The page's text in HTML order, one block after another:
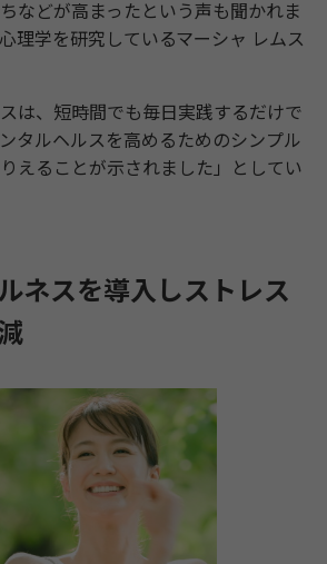
などが高まったという声も聞かれま
理学を研究しているマーシャ レムス
は、短時間でも毎日実践するだけで
タルヘルスを高めるためのシンプル
えることが示されました」としてい
ネスを導入しストレス